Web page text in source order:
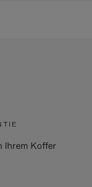
Ihrem Koffer